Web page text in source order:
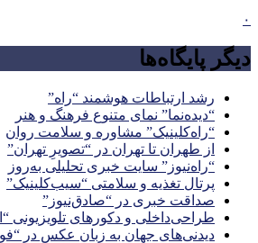
۰
دیگر پایگاه‌ها
رشد ارتباطات هوشمند “راه”
“دیده‌نما” نمای متنوع فرهنگ و هنر
“راه‌کلینیک” مشاوره و سلامت روان
از طهران تا تهران در “تصویرِ تهران”
“راه‌نیوز” سایت خبری تحلیلی به‌روز
پرتال تغذیه و سلامتی “سیب‌کلینیک”
صداقت خبری در “صادق‌نیوز”
طراحی‌داخلی و دکورهای تلویزیونی
دیدنی‌های جهان به زبان عکس در